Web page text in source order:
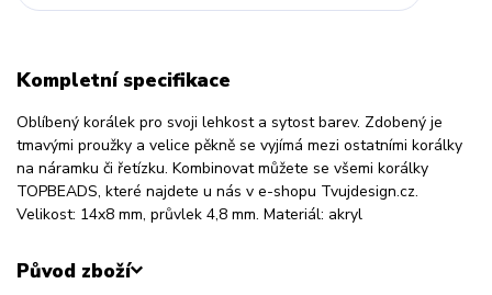
Kompletní specifikace
Oblíbený korálek pro svoji lehkost a sytost barev. Zdobený je
tmavými proužky a velice pěkně se vyjímá mezi ostatními korálky
na náramku či řetízku. Kombinovat můžete se všemi korálky
TOPBEADS, které najdete u nás v e-shopu Tvujdesign.cz.
Velikost: 14x8 mm, průvlek 4,8 mm. Materiál: akryl
Původ zboží